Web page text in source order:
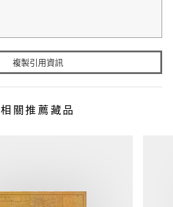
複製引用資訊
相關推薦藏品